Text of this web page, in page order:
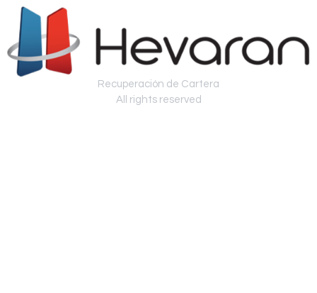
Recuperación de Cartera
All rights reserved